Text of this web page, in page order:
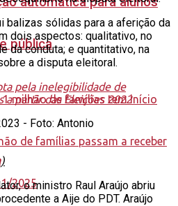
pública
balizas sólidas para a aferição da
dois aspectos: qualitativo, no
da conduta; e quantitativo, na
a disputa eleitoral.
pela inelegibilidade de
a partir das Eleições 2022
)
o ministro Raul Araújo abriu
a Aije do PDT. Araújo